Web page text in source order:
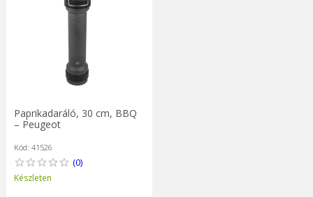
Paprikadaráló, 30 cm, BBQ
– Peugeot
Kód: 41526
(0)
Készleten